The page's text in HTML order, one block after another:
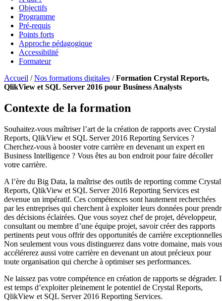
Objectifs
Programme
Pré-requis
Points forts
Approche pédagogique
Accessibilité
Formateur
Accueil /Nos formations digitales /Formation Crystal Reports,
QlikView et SQL Server 2016 pour Business Analysts
Contexte de la formation
Souhaitez-vous maîtriser l’art de la création de rapports avec Crystal
Reports, QlikView et SQL Server 2016 Reporting Services ?
Cherchez-vous à booster votre carrière en devenant un expert en
Business Intelligence ? Vous êtes au bon endroit pour faire décoller
votre carrière.
A l’ère du Big Data, la maîtrise des outils de reporting comme Crystal
Reports, QlikView et SQL Server 2016 Reporting Services est
devenue un impératif. Ces compétences sont hautement recherchées
par les entreprises qui cherchent à exploiter leurs données pour
des décisions éclairées. Que vous soyez chef de projet, développeur,
consultant ou membre d’une équipe projet, savoir créer des rapports
pertinents peut vous offrir des opportunités de carrière
Non seulement vous vous distinguerez dans votre domaine, mais vous
accélérerez aussi votre carrière en devenant un atout précieux pour
toute organisation qui cherche à optimiser ses performances.
Ne laissez pas votre compétence en création de rapports se dégrader.
est temps d’exploiter pleinement le potentiel de Crystal Reports,
QlikView et SQL Server 2016 Reporting Services.